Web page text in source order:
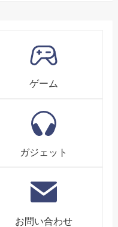
ゲーム
ガジェット
お問い合わせ